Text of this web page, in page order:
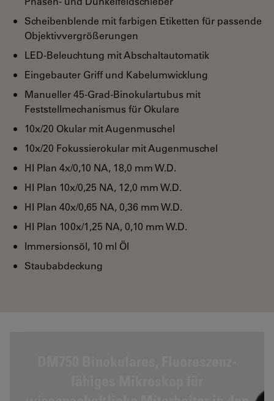
Scheibenblende mit farbigen Etiketten für passende
Objektivvergrößerungen
LED-Beleuchtung mit Abschaltautomatik
Eingebauter Griff und Kabelumwicklung
Manueller 45-Grad-Binokulartubus mit
Feststellmechanismus für Okulare
10x/20 Okular mit Augenmuschel
10x/20 Fokussierokular mit Augenmuschel
HI Plan 4x/0,10 NA, 18,0 mm W.D.
HI Plan 10x/0,25 NA, 12,0 mm W.D.
HI Plan 40x/0,65 NA, 0,36 mm W.D.
HI Plan 100x/1,25 NA, 0,10 mm W.D.
Immersionsöl, 10 ml Öl
Staubabdeckung